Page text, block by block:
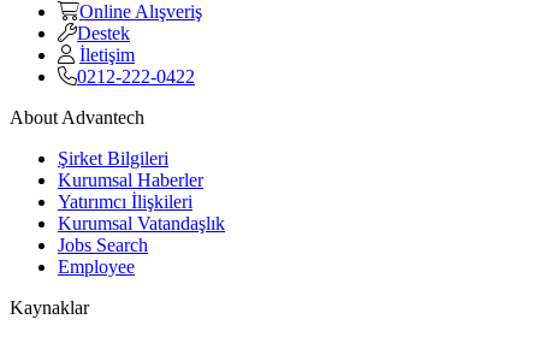
Online Alışveriş
Destek
İletişim
0212-222-0422
About Advantech
Şirket Bilgileri
Kurumsal Haberler
Yatırımcı İlişkileri
Kurumsal Vatandaşlık
Jobs Search
Employee
Kaynaklar